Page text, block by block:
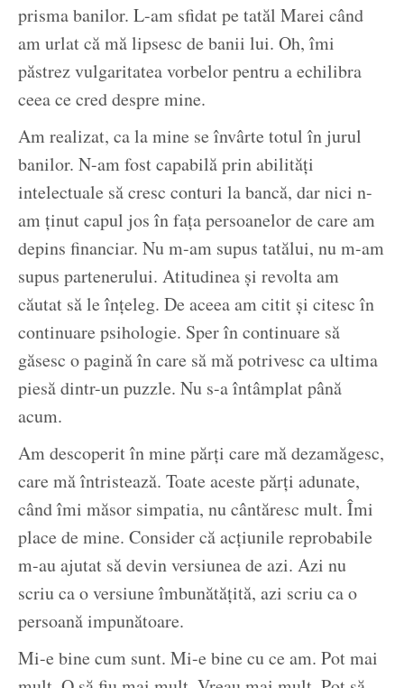
prisma banilor. L-am sfidat pe tatăl Marei când
am urlat că mă lipsesc de banii lui. Oh, îmi
păstrez vulgaritatea vorbelor pentru a echilibra
ceea ce cred despre mine.
Am realizat, ca la mine se învârte totul în jurul
banilor. N-am fost capabilă prin abilități
intelectuale să cresc conturi la bancă, dar nici n-
am ținut capul jos în fața persoanelor de care am
depins financiar. Nu m-am supus tatălui, nu m-am
supus partenerului. Atitudinea și revolta am
căutat să le înțeleg. De aceea am citit și citesc în
continuare psihologie. Sper în continuare să
găsesc o pagină în care să mă potrivesc ca ultima
piesă dintr-un puzzle. Nu s-a întâmplat până
acum.
Am descoperit în mine părți care mă dezamăgesc,
care mă întristează. Toate aceste părți adunate,
când îmi măsor simpatia, nu cântăresc mult. Îmi
place de mine. Consider că acțiunile reprobabile
m-au ajutat să devin versiunea de azi. Azi nu
scriu ca o versiune îmbunătățită, azi scriu ca o
persoană impunătoare.
Mi-e bine cum sunt. Mi-e bine cu ce am. Pot mai